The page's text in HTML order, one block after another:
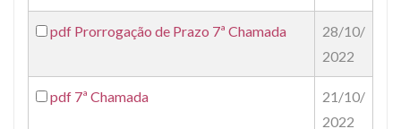
pdf Prorrogação de Prazo 7ª Chamada
28/10/
2022
pdf 7ª Chamada
21/10/
2022